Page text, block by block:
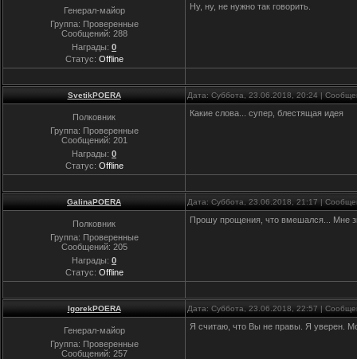
Генерал-майор
Группа: Проверенные
Сообщений: 288
Награды: 0
Статус: Offline
Ну, ну, не нужно так говорить.
SvetikPOERA Дата: Суббота, 23.06.2018, 20:24 |
Полковник
Группа: Проверенные
Сообщений: 201
Награды: 0
Статус: Offline
Какие слова... супер, блестящая идея
GalinaPOERA Дата: Суббота, 23.06.2018, 21:17 |
Полковник
Группа: Проверенные
Сообщений: 205
Награды: 0
Статус: Offline
Прошу прощения, что вмешался... Мне
IgorekPOERA Дата: Суббота, 23.06.2018, 22:57 |
Генерал-майор
Группа: Проверенные
Сообщений: 257
Я считаю, что Вы не правы. Я уверен.